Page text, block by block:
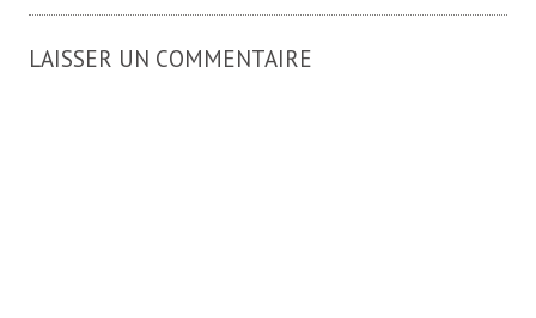
LAISSER UN COMMENTAIRE